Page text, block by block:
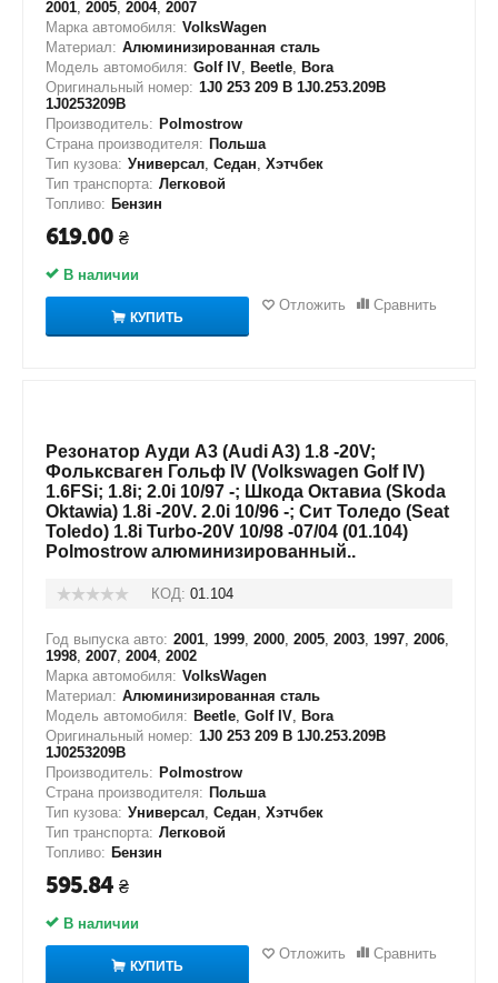
2001, 2005, 2004, 2007
Марка автомобиля: VolksWagen
Материал: Алюминизированная сталь
Модель автомобиля: Golf IV, Beetle, Bora
Оригинальный номер: 1J0 253 209 B 1J0.253.209B
1J0253209B
Производитель: Polmostrow
Страна производителя: Польша
Тип кузова: Универсал, Седан, Хэтчбек
Тип транспорта: Легковой
Топливо: Бензин
619.00 ₴
В наличии
КУПИТЬ
Отложить Сравнить
Резонатор Ауди А3 (Audi A3) 1.8 -20V;
Фольксваген Гольф IV (Volkswagen Golf IV)
1.6FSi; 1.8i; 2.0i 10/97 -; Шкода Октавиа (Skoda
Oktawia) 1.8i -20V. 2.0i 10/96 -; Сит Толедо (Seat
Toledo) 1.8i Turbo-20V 10/98 -07/04 (01.104)
Polmostrow алюминизированный..
КОД: 01.104
Год выпуска авто: 2001, 1999, 2000, 2005, 2003, 1997, 2006,
1998, 2007, 2004, 2002
Марка автомобиля: VolksWagen
Материал: Алюминизированная сталь
Модель автомобиля: Beetle, Golf IV, Bora
Оригинальный номер: 1J0 253 209 B 1J0.253.209B
1J0253209B
Производитель: Polmostrow
Страна производителя: Польша
Тип кузова: Универсал, Седан, Хэтчбек
Тип транспорта: Легковой
Топливо: Бензин
595.84 ₴
В наличии
КУПИТЬ
Отложить Сравнить